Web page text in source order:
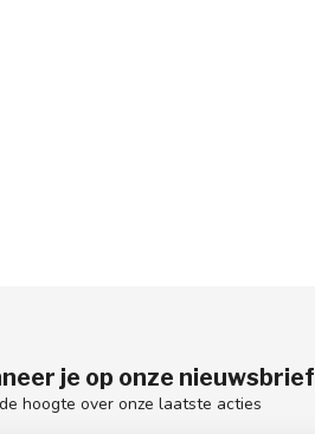
je op onze nieuwsbrief
hoogte over onze laatste acties